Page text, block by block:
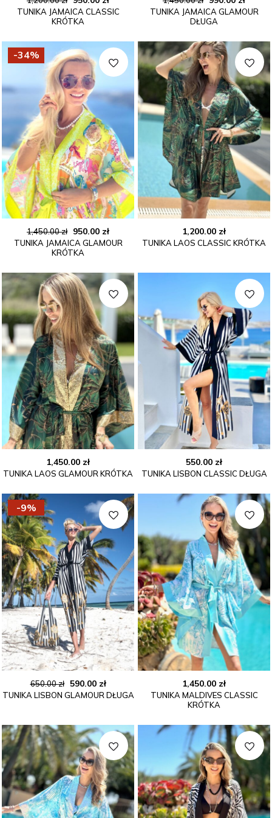
cena
wynosiła:
1,200.00 zł.
cena
950.00 zł.
TUNIKA JAMAICA CLASSIC
KRÓTKA
cena
wynosiła:
1,450.00 zł.
cena
TUNIKA JAMAICA GLAMOUR
DŁUGA
-34%
1,450.00zł
Pierwotna
cena
wynosiła:
1,450.00 zł.
950.00 złAktualna
cena
950.00 zł.
TUNIKA JAMAICA GLAMOUR
KRÓTKA
1,200.00 zł
TUNIKA LAOS CLASSIC KRÓTKA
1,450.00 zł
TUNIKA LAOS GLAMOUR KRÓTKA
550.00 zł
TUNIKA LISBON CLASSIC DŁUGA
-9%
650.00zł
Pierwotna
cena
650.00 zł.
590.00 złAktualna
cena
590.00 zł.
TUNIKA LISBON GLAMOUR DŁUGA
1,450.00 zł
TUNIKA MALDIVES CLASSIC
KRÓTKA